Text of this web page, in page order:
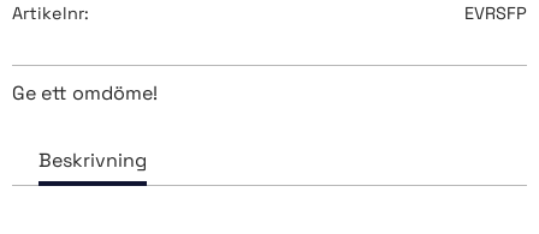
Artikelnr EVRSFP
Ge ett omdöme!